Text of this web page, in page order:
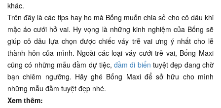
khác.
Trên đây là các tips hay ho mà Bống muốn chia sẻ cho cô dâu khi
mặc áo cưới hở vai. Hy vọng là những kinh nghiệm của Bống sẽ
giúp cô dâu lựa chọn được chiếc váy trễ vai ưng ý nhất cho lễ
thành hôn của mình. Ngoài các loại váy cưới trễ vai, Bống Maxi
cũng có những mẫu đầm dự tiệc,đầm đi biển tuyệt đẹp đang chờ
bạn chiêm ngưỡng. Hãy ghé Bống Maxi để sở hữu cho mình
những mẫu đầm tuyệt đẹp nhé.
Xem thêm: